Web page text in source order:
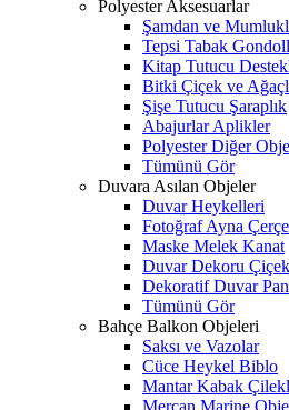
Polyester Aksesuarlar
Şamdan ve
Tepsi Tabak
Kitap Tutucu
Bitki Çiçek ve
Şişe Tutucu Şaraplık
Abajurlar Aplikler
Polyester Diğer
Tümünü Gör
Duvara Asılan Objeler
Duvar Heykelleri
Fotoğraf Ayna
Maske Melek Kanat
Duvar Dekoru
Dekoratif Duvar
Tümünü Gör
Bahçe Balkon Objeleri
Saksı ve Vazolar
Cüce Heykel Biblo
Mantar Kabak
Mercan Marine